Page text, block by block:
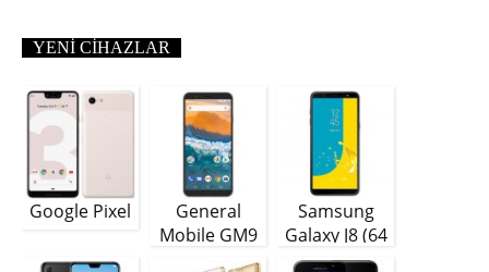
YENI CIHAZLAR
Google Pixel
General
Mobile GM9
Samsung
Galaxy J8 (64
GB)